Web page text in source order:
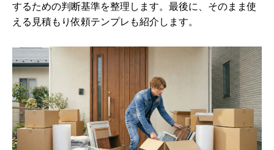
するための判断基準を整理します。最後に、そのまま使
える見積もり依頼テンプレも紹介します。